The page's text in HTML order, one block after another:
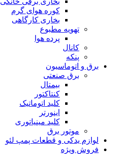
کوره هوای گرم
بخاری کارگاهی
تهویه مطبوع
پرده هوا
کانال
پنکه
برق و اتوماسیون
برق صنعتی
بیمتال
کنتاکتور
کلید اتوماتیک
اینورتر
کلید مینیاتوری
موتور برق
لوازم یدکی و قطعات پمپ لئو
فروش ویژه